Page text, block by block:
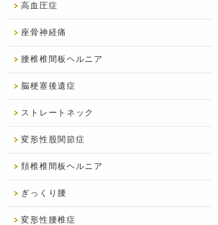
高血圧症
座骨神経痛
腰椎椎間板ヘルニア
脳梗塞後遺症
ストレートネック
変形性股関節症
頚椎椎間板ヘルニア
ぎっくり腰
変形性腰椎症